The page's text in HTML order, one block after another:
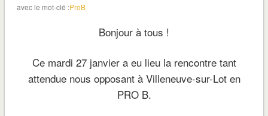
avec le mot-clé :ProB
Bonjour à tous !
Ce mardi 27 janvier a eu lieu la rencontre tant
attendue nous opposant à Villeneuve-sur-Lot en
PRO B.